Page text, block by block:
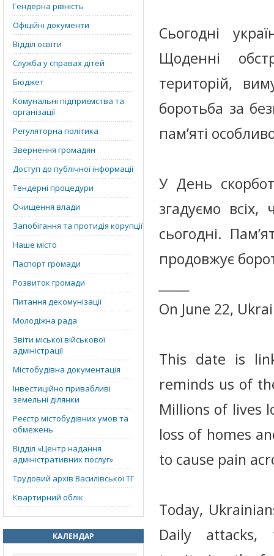
Гендерна рівність
Офіційні документи
Відділ освіти
Служба у справах дітей
Бюджет
Комунальні підприємства та
організації
Регуляторна політика
Звернення громадян
Доступ до публічної інформації
Тендерні процедури
Очищення влади
Запобігання та протидія корупції
Наше місто
Паспорт громади
Розвиток громади
Питання декомунізації
Молодіжна рада
Звіти міської військової
адміністрації
Містобудівна документація
Інвестиційно привабливі
земельні ділянки
Реєстр містобудівних умов та
обмежень
Відділ «‎Центр надання
адміністративних послуг»
Трудовий архів Василівської ТГ
Квартирний облік
КАЛЕНДАР
Сьогодні
Щоденні
територій,
боротьба за
пам’яті
У День
згадуємо
сьогодні.
продовжує
On June 22,
This date is
reminds us of
Millions of lives
loss of homes
to cause pain
Today,
Daily attacks,